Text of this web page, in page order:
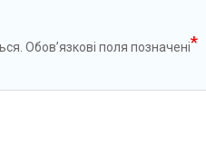
Обов’язкові поля позначені*